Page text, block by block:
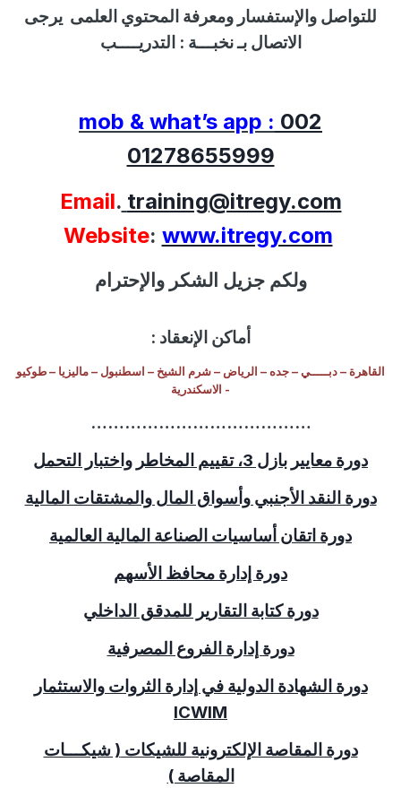
للتواصل والإستفسار ومعرفة المحتوي العلمى يرجى
الاتصال بـ نخبـــة : التدريــــب
mob & what’s app : 002
01278655999
Email. training@itregy.com
Website:www.itregy.com
ولكم جزيل الشكر والإحترام
أماكن الإنعقاد :
القاهرة – دبـــــي – جده – الرياض – شرم الشيخ – اسطنبول – ماليزيا – طوكيو
- الاسكندرية
…………………………………
دورة معايير بازل 3، تقييم المخاطر واختبار التحمل
دورة النقد الأجنبي وأسواق المال والمشتقات المالية
دورة اتقان أساسيات الصناعة المالية العالمية
دورة إدارة محافظ الأسهم
دورة كتابة التقارير للمدقق الداخلي
دورة إدارة الفروع المصرفية
دورة الشهادة الدولية في إدارة الثروات والاستثمار
ICWIM
دورة المقاصة الإلكترونية للشيكات ( شيكـــات
المقاصة )